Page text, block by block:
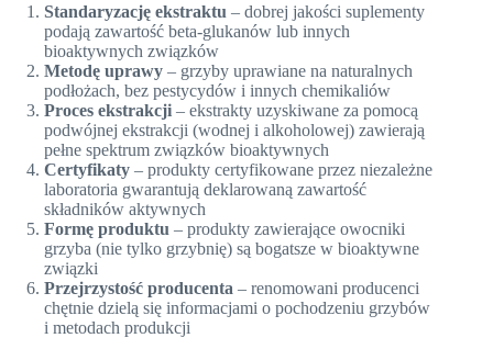
Standaryzację ekstraktu – dobrej jakości suplementy
podają zawartość beta-glukanów lub innych
bioaktywnych związków
Metodę uprawy – grzyby uprawiane na naturalnych
podłożach, bez pestycydów i innych chemikaliów
Proces ekstrakcji – ekstrakty uzyskiwane za pomocą
podwójnej ekstrakcji (wodnej i alkoholowej) zawierają
pełne spektrum związków bioaktywnych
Certyfikaty – produkty certyfikowane przez niezależne
laboratoria gwarantują deklarowaną zawartość
składników aktywnych
Formę produktu – produkty zawierające owocniki
grzyba (nie tylko grzybnię) są bogatsze w bioaktywne
związki
Przejrzystość producenta – renomowani producenci
chętnie dzielą się informacjami o pochodzeniu grzybów
i metodach produkcji